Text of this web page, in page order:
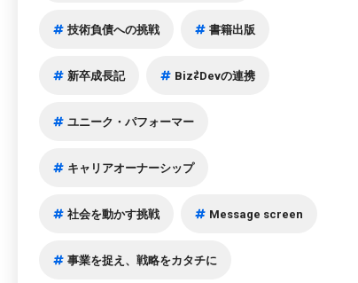
技術負債への挑戦 書籍出版
新卒成長記 Biz⇄Devの連携
ユニーク・パフォーマー
キャリアオーナーシップ
社会を動かす挑戦 Message screen
事業を捉え、戦略をカタチに